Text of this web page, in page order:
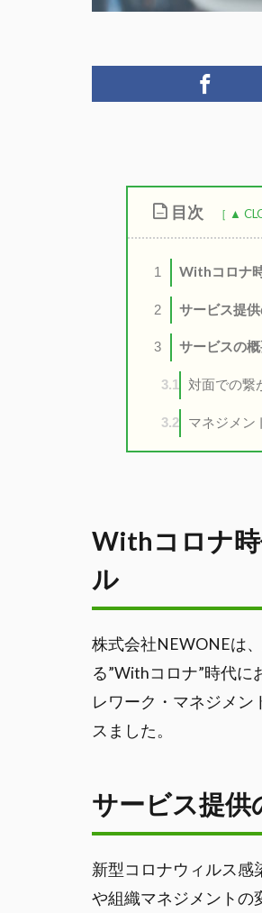
目次
1 Withコロナ
2 サービス提
3 サービスの
3.1 対面での繋
3.2 マネジメン
Withコロナ
ル
株式会社NEWONEは
る”Withコロナ”時代
レワーク・マネジメン
スました。
サービス提供
新型コロナウィルス感
や組織マネジメントの